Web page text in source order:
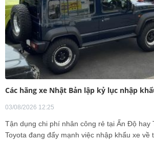
Các hãng xe Nhật Bản lập kỷ lục nhập
03/08/2026 12:25
Tận dụng chi phí nhân công rẻ tại Ấn Độ hay
Toyota đang đẩy mạnh việc nhập khẩu xe về